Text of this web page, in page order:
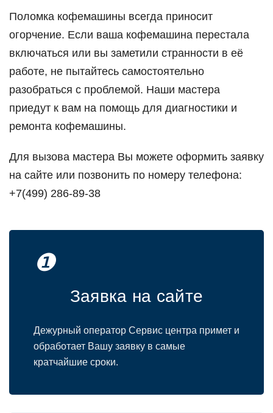
Поломка кофемашины всегда приносит
огорчение. Если ваша кофемашина перестала
включаться или вы заметили странности в её
работе, не пытайтесь самостоятельно
разобраться с проблемой. Наши мастера
приедут к вам на помощь для диагностики и
ремонта кофемашины.
Для вызова мастера Вы можете оформить заявку
на сайте или позвонить по номеру телефона:
+7(499) 286-89-38
❶
Заявка на сайте
Дежурный оператор Сервис центра примет и
обработает Вашу заявку в самые
кратчайшие сроки.